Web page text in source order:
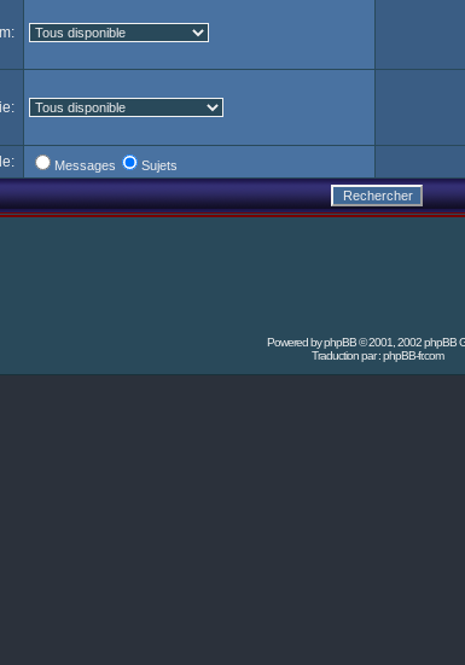
Messages Sujets
Powered byphpBB© 2001, 2002 phpBB
Traduction par :phpBB-fr.com